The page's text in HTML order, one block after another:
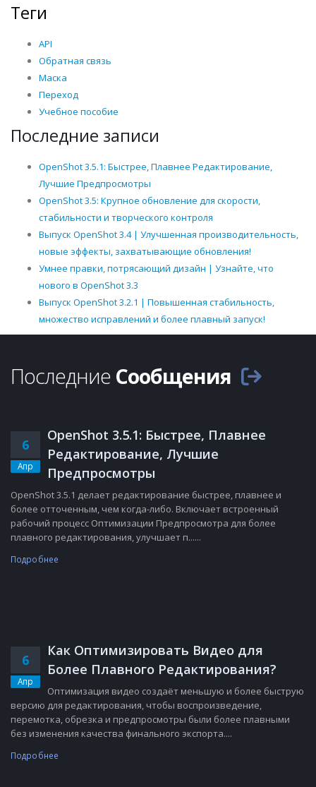
Теги
API
Обратная связь
Маска
Переход
Учебное пособие
Последние записи
OpenShot 3.5.1: Быстрее, Плавнее Редактирование,
Лучшие Предпросмотры
OpenShot 3.5: Крупное обновление для скорости,
стабильности и творческого контроля
Выпуск OpenShot 3.4 | Улучшенная производительность,
новые эффекты, захватывающие обновления!
Умнее правки, потрясающий дизайн | Узнайте, что
нового в OpenShot 3.3
Выпуск OpenShot 3.2.1 | Повышенная стабильность,
множество исправлений и более плавный запуск!
Последние Сообщения
6
Апр
OpenShot 3.5.1: Быстрее, Плавнее
Редактирование, Лучшие
Предпросмотры
OpenShot 3.5.1 делает редактирование быстрее, плавнее и
более отточенным, чем когда-либо. Включает встроенный
рабочий процесс Оптимизации Предпросмотра для более
плавного редактирования, улучшает п......
Подробнее
6
Апр
Как Оптимизировать Видео для
Более Плавного Редактирования?
Оптимизация видео создаёт меньшую и более быструю
версию для редактирования, чтобы воспроизведение,
перемотка, обрезка и предпросмотры были более плавными
без изменения качества финального экспорта....
Подробнее